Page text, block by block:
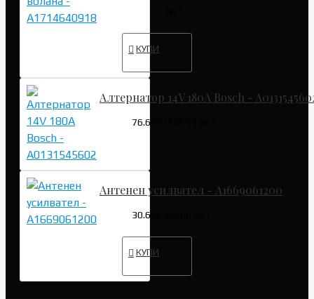
КУПИ
Алтернатор 14V 180A Bosch -
76.69€ (149.99 лв.)
Антенен усилвател - A1669061200
30.68€ (60.00 лв.)
КУПИ